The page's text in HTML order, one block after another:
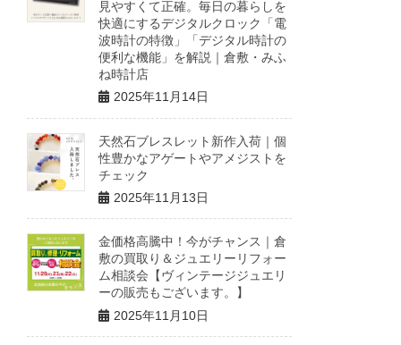
見やすくて正確。毎日の暮らしを
快適にするデジタルクロック「電
波時計の特徴」「デジタル時計の
便利な機能」を解説｜倉敷・みふ
ね時計店
2025年11月14日
天然石ブレスレット新作入荷｜個
性豊かなアゲートやアメジストを
チェック
2025年11月13日
金価格高騰中！今がチャンス｜倉
敷の買取り＆ジュエリーリフォー
ム相談会【ヴィンテージジュエリ
ーの販売もございます。】
2025年11月10日